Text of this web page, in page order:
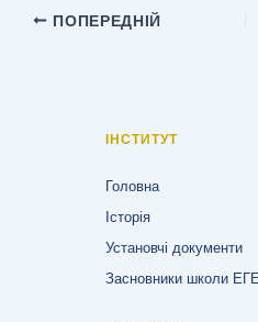
ПОПЕРЕДНІЙ
ІНСТИТУТ
Головна
Історія
Установчі документи
Засновники школи